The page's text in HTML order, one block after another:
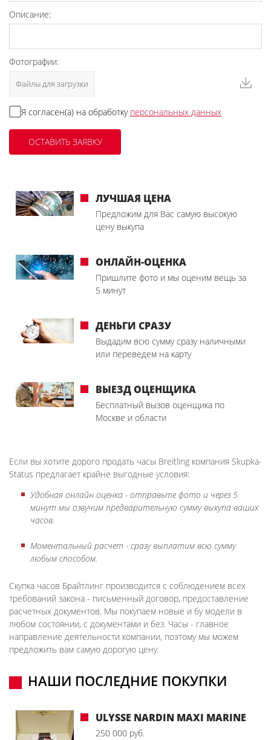
Описание:
Фотографии:
Файлы для загрузки
Я согласен(а) на обработку персональных данных
ЛУЧШАЯ ЦЕНА
Предложим для Вас самую высокую
цену выкупа
ОНЛАЙН-ОЦЕНКА
Пришлите фото и мы оценим вещь за
5 минут
ДЕНЬГИ СРАЗУ
Выдадим всю сумму сразу наличными
или переведем на карту
ВЫЕЗД ОЦЕНЩИКА
Бесплатный вызов оценщика по
Москве и области
Если вы хотите дорого продать часы Breitling компания Skupka-
Status предлагает крайне выгодные условия:
Удобная онлайн оценка - отправьте фото и через 5
минут мы озвучим предварительную сумму выкупа ваших
часов.
Моментальный расчет - сразу выплатим всю сумму
любым способом.
Скупка часов Брайтлинг производится с соблюдением всех
требований закона - письменный договор, предоставление
расчетных документов. Мы покупаем новые и бу модели в
любом состоянии, с документами и без. Часы - главное
направление деятельности компании, поэтому мы можем
предложить вам самую дорогую цену.
НАШИ ПОСЛЕДНИЕ ПОКУПКИ
ULYSSE NARDIN MAXI MARINE
250 000 руб.